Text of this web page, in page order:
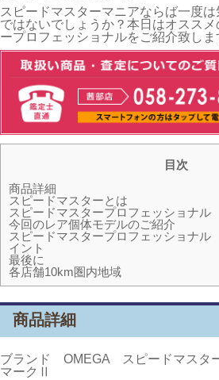
スピードマスターマニアならば一度
ではないでしょうか？本日はオスス
ープロフェッショナルをご紹介致しま
目次
商品詳細
スピードマスターとは
スピードマスタープロフェッショナ
今回のレア個体モデルのご紹介
スピードマスタープロフェッショナ
イント
最後に
各店舗10km圏内地域
商品詳細
ブランド OMEGA スピードマスタ
マークⅡ